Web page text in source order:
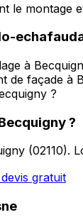
le montage
à
de façade à
?
?
(02110).
gratuit